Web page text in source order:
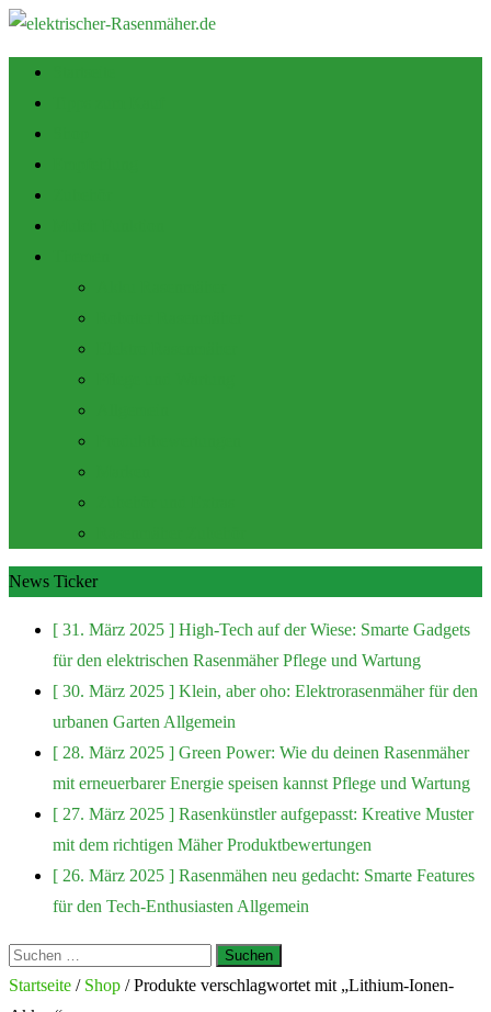
News Ticker
[ 31. März 2025 ] High-Tech auf der Wiese: Smarte Gadgets
für den elektrischen RasenmäherPflege und Wartung
[ 30. März 2025 ] Klein, aber oho: Elektrorasenmäher für den
urbanen Garten Allgemein
[ 28. März 2025 ] Green Power: Wie du deinen Rasenmäher
mit erneuerbarer Energie speisen kannst Pflege und Wartung
[ 27. März 2025 ] Rasenkünstler aufgepasst: Kreative Muster
mit dem richtigen MäherProduktbewertungen
[ 26. März 2025 ] Rasenmähen neu gedacht: Smarte Features
für den Tech-Enthusiasten Allgemein
Suchen
nach:
Startseite / Shop / Produkte verschlagwortet mit „Lithium-Ionen-